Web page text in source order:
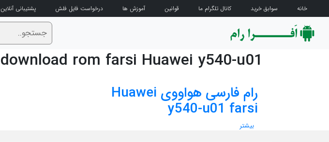
خانه سوابق خرید کانال تلگرام ما قوانین آموزش ها درخواست فایل فلش پشتیبانی آنلاین
download rom farsi Huawei y540-u01
رام فارسی هواووی Huawei
y540-u01 farsi
بیشتر